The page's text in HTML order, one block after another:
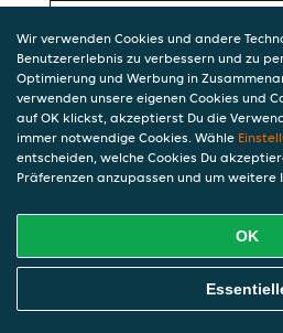
Wir verwenden Cookies und andere
Benutzererlebnis zu verbessern und zu
Optimierung und Werbung in
verwenden unsere eigenen Cookies und
auf OK klickst, akzeptierst Du die
immer notwendige Cookies. Wähle
entscheiden, welche Cookies Du
Präferenzen anzupassen und um weitere
OK